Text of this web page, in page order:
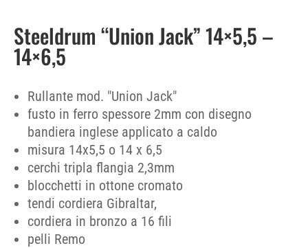
Steeldrum “Union Jack” 14×5,5 –
14×6,5
Rullante mod. "Union Jack"
fusto in ferro spessore 2mm con disegno
bandiera inglese applicato a caldo
misura 14x5,5 o 14 x 6,5
cerchi tripla flangia 2,3mm
blocchetti in ottone cromato
tendi cordiera Gibraltar,
cordiera in bronzo a 16 fili
pelli Remo